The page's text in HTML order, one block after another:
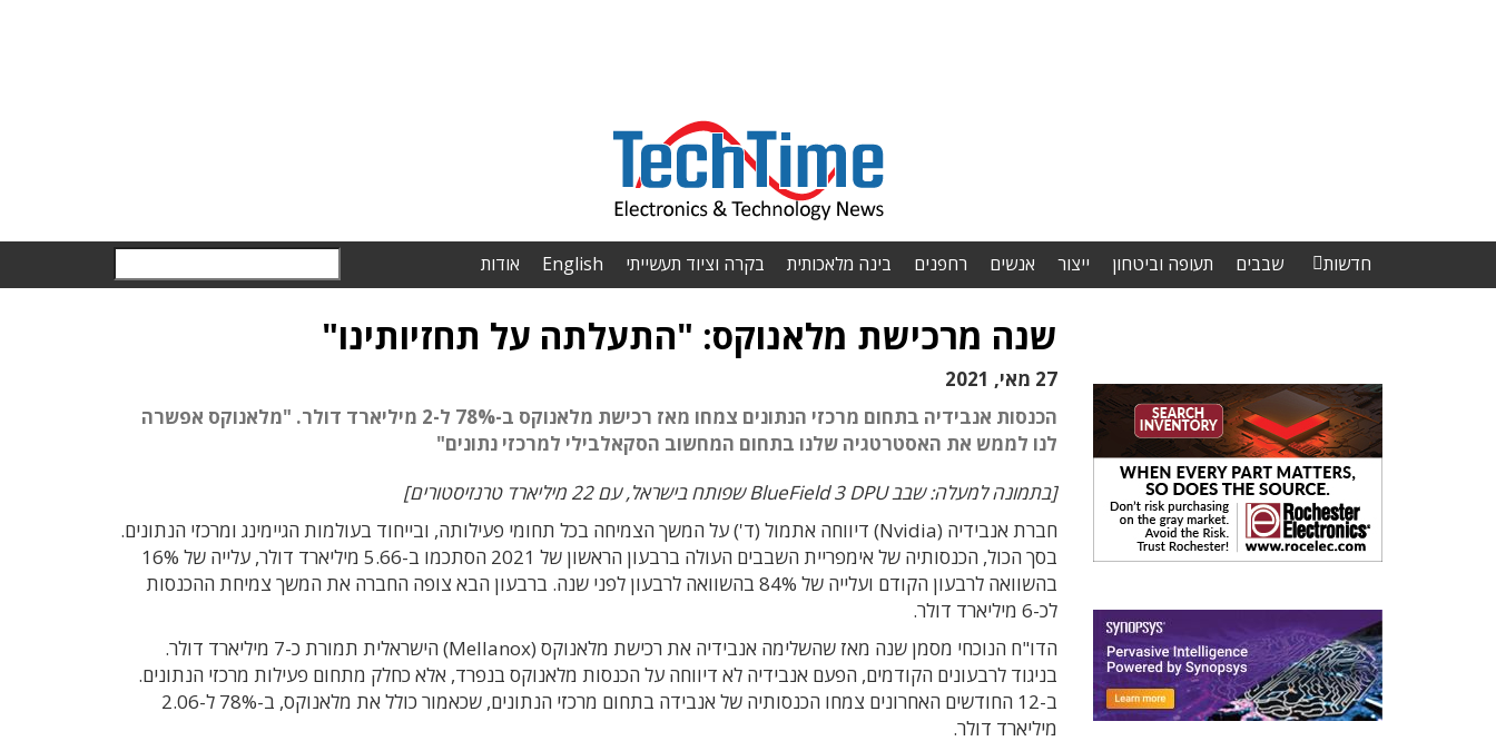
חדשות שבבים תעופה וביטחון ייצור אנשים רחפנים בינה מלאכותית בקרה וציוד תעשייתי English אודות
שנה מרכישת מלאנוקס: "התעלתה על תחזיותינו"
27 מאי, 2021
הכנסות אנבידיה בתחום מרכזי הנתונים צמחו מאז רכישת מלאנוקס ב-78% ל-2 מיליארד דולר. "מלאנוקס אפשרה
לנו לממש את האסטרטגיה שלנו בתחום המחשוב הסקאלבילי למרכזי נתונים"
[בתמונה למעלה: שבב BlueField 3 DPU שפותח בישראל, עם 22 מיליארד טרנזיסטורים]
חברת אנבידיה (Nvidia) דיווחה אתמול (ד') על המשך הצמיחה בכל תחומי פעילותה, ובייחוד בעולמות הגיימינג ומרכזי הנתונים.
בסך הכול, הכנסותיה של אימפריית השבבים העולה ברבעון הראשון של 2021 הסתכמו ב-5.66 מיליארד דולר, עלייה של 16%
בהשוואה לרבעון הקודם ועלייה של 84% בהשוואה לרבעון לפני שנה. ברבעון הבא צופה החברה את המשך צמיחת ההכנסות
לכ-6 מיליארד דולר.
הדו"ח הנוכחי מסמן שנה מאז שהשלימה אנבידיה את רכישת מלאנוקס (Mellanox) הישראלית תמורת כ-7 מיליארד דולר.
בניגוד לרבעונים הקודמים, הפעם אנבידיה לא דיווחה על הכנסות מלאנוקס בנפרד, אלא כחלק מתחום פעילות מרכזי הנתונים.
ב-12 החודשים האחרונים צמחו הכנסותיה של אנבידה בתחום מרכזי הנתונים, שכאמור כולל את מלאנוקס, ב-78% ל-2.06
מיליארד דולר.